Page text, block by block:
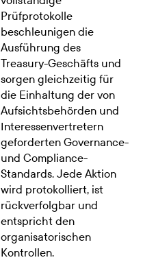
Prüfprotokolle
beschleunigen die
Ausführung des
Treasury-Geschäfts und
sorgen gleichzeitig für
die Einhaltung der von
Aufsichtsbehörden und
Interessenvertretern
geforderten Governance-
und Compliance-
Standards. Jede Aktion
wird protokolliert, ist
rückverfolgbar und
entspricht den
organisatorischen
Kontrollen.